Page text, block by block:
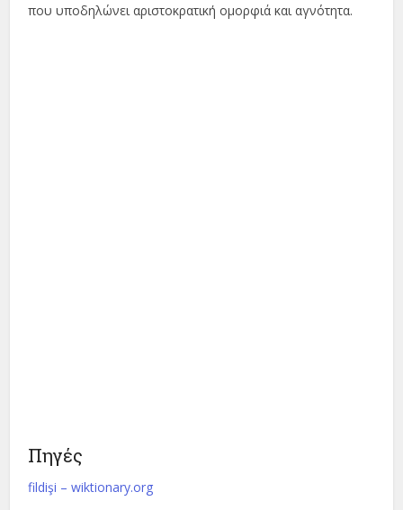
που υποδηλώνει αριστοκρατική ομορφιά και αγνότητα.
Πηγές
fildişi – wiktionary.org